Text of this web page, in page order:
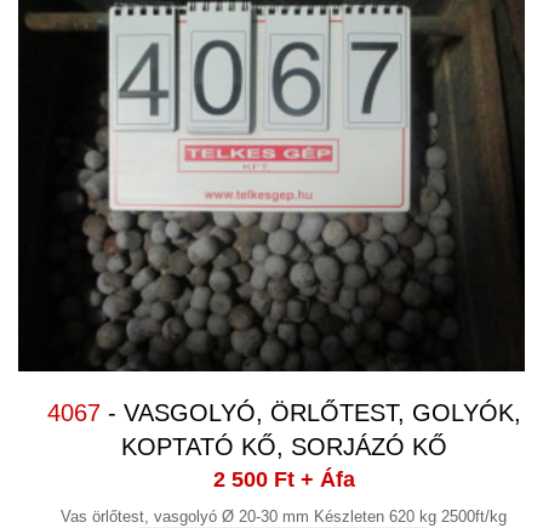
4067- VASGOLYÓ, ÖRLŐTEST, GOLYÓK,
KOPTATÓ KŐ, SORJÁZÓ KŐ
2 500 Ft+ Áfa
Vas örlőtest, vasgolyó Ø 20-30 mm Készleten 620 kg 2500ft/kg